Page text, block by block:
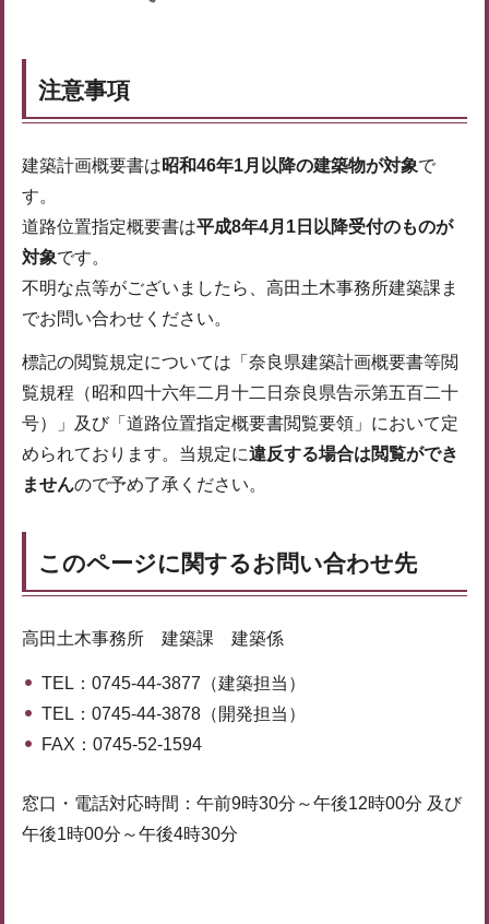
注意事項
建築計画概要書は 昭和46年1月以降の建築物が対象で
す。
道路位置指定概要書は平成8年4月1日以降受付のものが
対象です。
不明な点等がございましたら、高田土木事務所建築課ま
でお問い合わせください。
標記の閲覧規定については「奈良県建築計画概要書等閲
覧規程（昭和四十六年二月十二日奈良県告示第五百二十
号）」及び「道路位置指定概要書閲覧要領」において定
められております。当規定に違反する場合は閲覧ができ
ませんので予め了承ください。
このページに関するお問い合わせ先
高田土木事務所 建築課 建築係
TEL：0745-44-3877（建築担当）
TEL：0745-44-3878（開発担当）
FAX：0745-52-1594
窓口・電話対応時間：午前9時30分～午後12時00分 及び
午後1時00分～午後4時30分